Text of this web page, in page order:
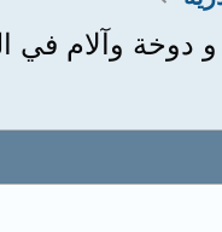
دوخة وآلام